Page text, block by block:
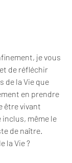
je vous
de réfléchir
de la Vie que
en prendre
être vivant
même le
de naître.
la Vie ?